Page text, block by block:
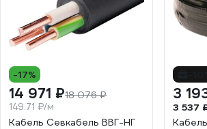
-17%
14 971 ₽18 076 ₽
149.71 ₽/м
Кабель Севкабель ВВГ-НГ
3
3 537